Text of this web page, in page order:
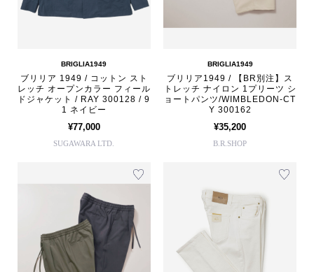
BRIGLIA1949
ブリリア 1949 / コットン スト
レッチ オープンカラー フィール
ドジャケット / RAY 300128 / 9
1 ネイビー
¥77,000
SUGAWARA LTD.
BRIGLIA1949
ブリリア1949 / 【BR別注】ス
トレッチ ナイロン 1プリーツ シ
ョートパンツ/WIMBLEDON-CT
Y 300162
¥35,200
B.R.SHOP